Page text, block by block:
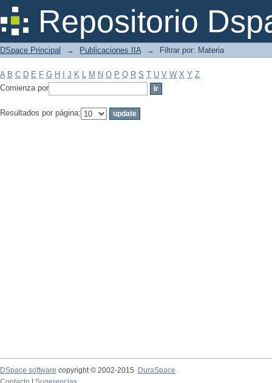
Repositorio
Filtrar por: Materia
DSpace Principal → Publicaciones IIA → Filtrar por: Materia
A B C D E F G H J K L M N O P Q R S T U V W X Y Z
Comienza por
Resultados por página:
DSpace software copyright © 2002-2015
DuraSpace